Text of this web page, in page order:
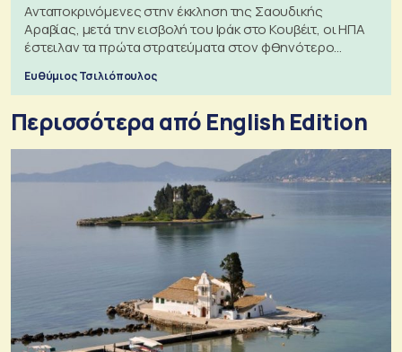
Ανταποκρινόμενες στην έκκληση της Σαουδικής
Αραβίας, μετά την εισβολή του Ιράκ στο Κουβέιτ, οι ΗΠΑ
έστειλαν τα πρώτα στρατεύματα στον φθηνότερο
Ευθύμιος Τσιλιόπουλος
Περισσότερα από English Edition